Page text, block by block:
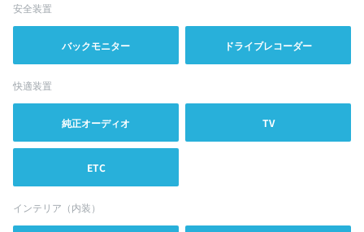
安全装置
バックモニター ドライブレコーダー
快適装置
純正オーディオ TV
ETC
インテリア（内装）